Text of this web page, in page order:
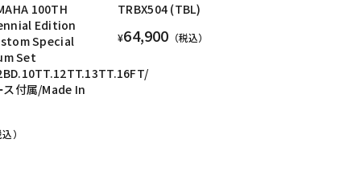
100TH
Edition
Special
Set
ス付属/Made In
込）
TRBX504 (TBL)
¥64,900 （税込）